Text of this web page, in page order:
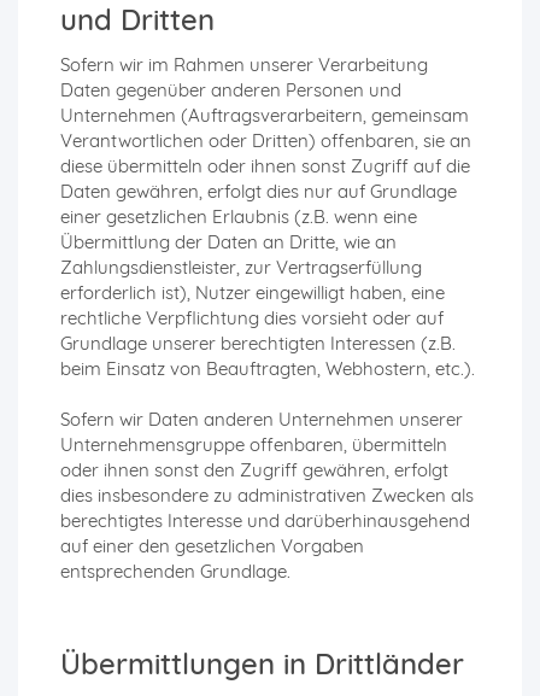
und Dritten
Sofern wir im Rahmen unserer Verarbeitung
Daten gegenüber anderen Personen und
Unternehmen (Auftragsverarbeitern, gemeinsam
Verantwortlichen oder Dritten) offenbaren, sie an
diese übermitteln oder ihnen sonst Zugriff auf die
Daten gewähren, erfolgt dies nur auf Grundlage
einer gesetzlichen Erlaubnis (z.B. wenn eine
Übermittlung der Daten an Dritte, wie an
Zahlungsdienstleister, zur Vertragserfüllung
erforderlich ist), Nutzer eingewilligt haben, eine
rechtliche Verpflichtung dies vorsieht oder auf
Grundlage unserer berechtigten Interessen (z.B.
beim Einsatz von Beauftragten, Webhostern, etc.).
Sofern wir Daten anderen Unternehmen unserer
Unternehmensgruppe offenbaren, übermitteln
oder ihnen sonst den Zugriff gewähren, erfolgt
dies insbesondere zu administrativen Zwecken als
berechtigtes Interesse und darüberhinausgehend
auf einer den gesetzlichen Vorgaben
entsprechenden Grundlage.
Übermittlungen in Drittländer